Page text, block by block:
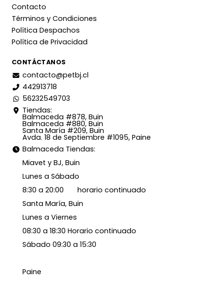
Contacto
Términos y Condiciones
Política Despachos
Política de Privacidad
CONTÁCTANOS
contacto@petbj.cl
442913718
56232549703
Tiendas:
Balmaceda #878, Buin
Balmaceda #880, Buin
Santa María #209, Buin
Avda. 18 de Septiembre #1095, Paine
Balmaceda Tiendas:
Miavet y BJ, Buin
Lunes a Sábado
8:30 a 20:00 horario continuado
Santa María, Buin
Lunes a Viernes
08:30 a 18:30 Horario continuado
Sábado 09:30 a 15:30
Paine